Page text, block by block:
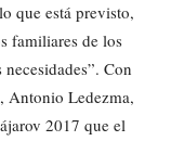
que está previsto,
familiares de los
Con
Antonio Ledezma,
2017 que el